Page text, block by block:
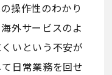
操作性のわかり
外サービスのよ
いという不安が
日常業務を回せ